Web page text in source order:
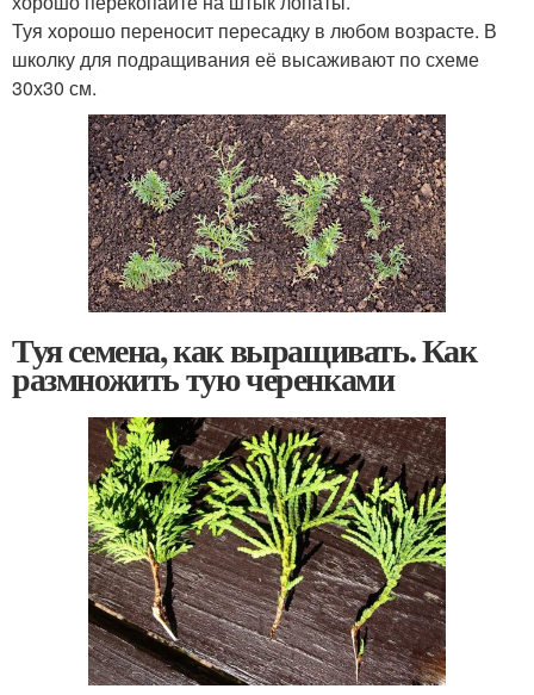
Туя хорошо переносит пересадку в любом возрасте. В
школку для подращивания её высаживают по схеме
30х30 см.
Туя семена, как выращивать. Как
размножить тую черенками